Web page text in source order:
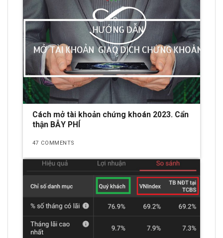
Cách mở tài khoản chứng khoán 2023. Cẩn
thận BẪY PHÍ
47 COMMENTS